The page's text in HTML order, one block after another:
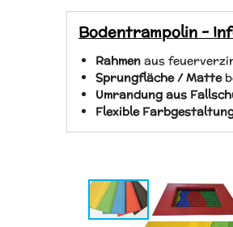
Bodentrampolin -
Rahmen aus
Sprungfläche / Matte
Umrandung aus
Flexible